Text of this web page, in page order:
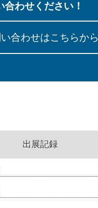
合わせください！
合わせはこちらから
出展記録